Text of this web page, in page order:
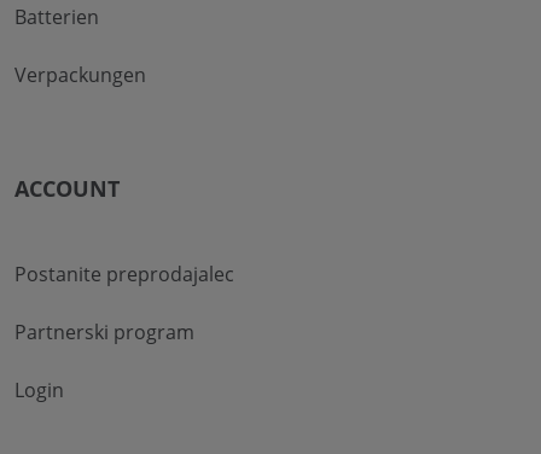
Batterien
Verpackungen
ACCOUNT
Postanite preprodajalec
Partnerski program
Login